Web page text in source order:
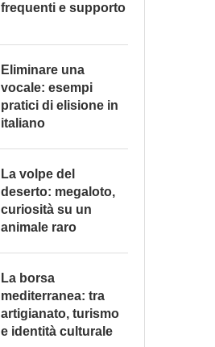
frequenti e supporto
Eliminare una
vocale: esempi
pratici di elisione in
italiano
La volpe del
deserto: megaloto,
curiosità su un
animale raro
La borsa
mediterranea: tra
artigianato, turismo
e identità culturale